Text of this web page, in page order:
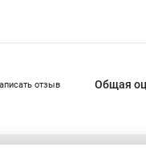
отзыв Общая